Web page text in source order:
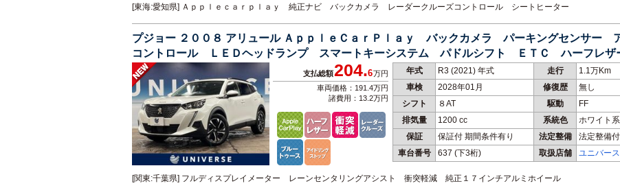
[東海:愛知県] Ａｐｐｌｅｃａｒｐｌａｙ 純正ナビ バックカメラ レーダークルーズコントロール シートヒーター
プジョー ２００８ アリュール ＡｐｐｌｅＣａｒＰｌａｙ バックカメラ パーキングセンサー
コントロール ＬＥＤヘッドランプ スマートキーシステム パドルシフト ＥＴＣ ハーフレ
年式 R3 (2021) 年式 走行
1.1万Km
車検
2028年01月 修復歴
無し
シフト
８AT 駆動
FF
排気量
1200 cc 系統色
ホワイト系
保証
保証付 期間条件有り 法定整備
法定整備付
車台番号
637 (下3桁) 取扱店舗 ユニバー
支払総額204.6万円
車両価格：191.4万円
諸費用：13.2万円
[関東:千葉県] フルディスプレイメーター レーンセンタリングアシスト 衝突軽減 純正１７インチアルミホイール